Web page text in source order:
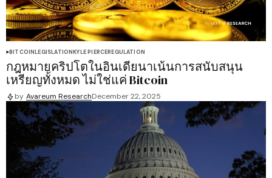
BITCOINLEGISLATIONKYLE PIERCEREGULATION
กฎหมายคริปโตในอินเดียนาเน้นการสนับสนุน
เหรียญทั้งหมด ไม่ใช่แค่ Bitcoin
by Avareum ResearchDecember 22, 2025